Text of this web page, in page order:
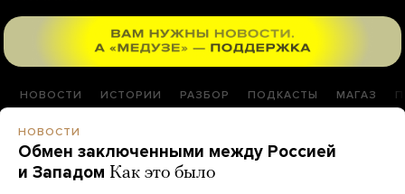
НОВОСТИ ИСТОРИИ РАЗБОР ПОДКАСТЫ МАГАЗ
НОВОСТИ
Обмен заключенными между Россией
и Западом Как это было